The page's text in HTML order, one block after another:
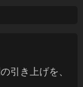
引き上げを、